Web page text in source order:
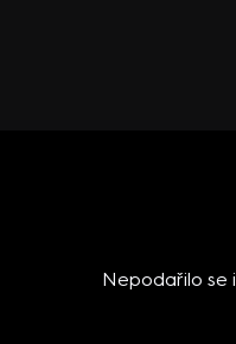
Nepodařilo se